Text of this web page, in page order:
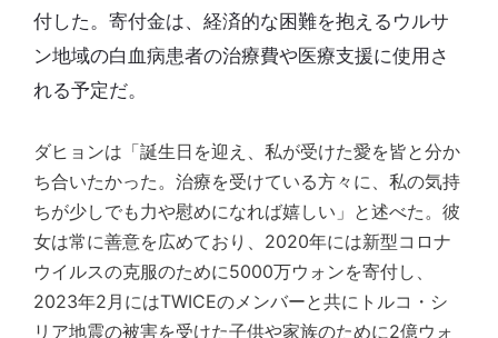
付した。寄付金は、経済的な困難を抱えるウルサ
ン地域の白血病患者の治療費や医療支援に使用さ
れる予定だ。
ダヒョンは「誕生日を迎え、私が受けた愛を皆と分か
ち合いたかった。治療を受けている方々に、私の気持
ちが少しでも力や慰めになれば嬉しい」と述べた。彼
女は常に善意を広めており、2020年には新型コロナ
ウイルスの克服のために5000万ウォンを寄付し、
2023年2月にはTWICEのメンバーと共にトルコ・シ
リア地震の被害を受けた子供や家族のために2億ウォ